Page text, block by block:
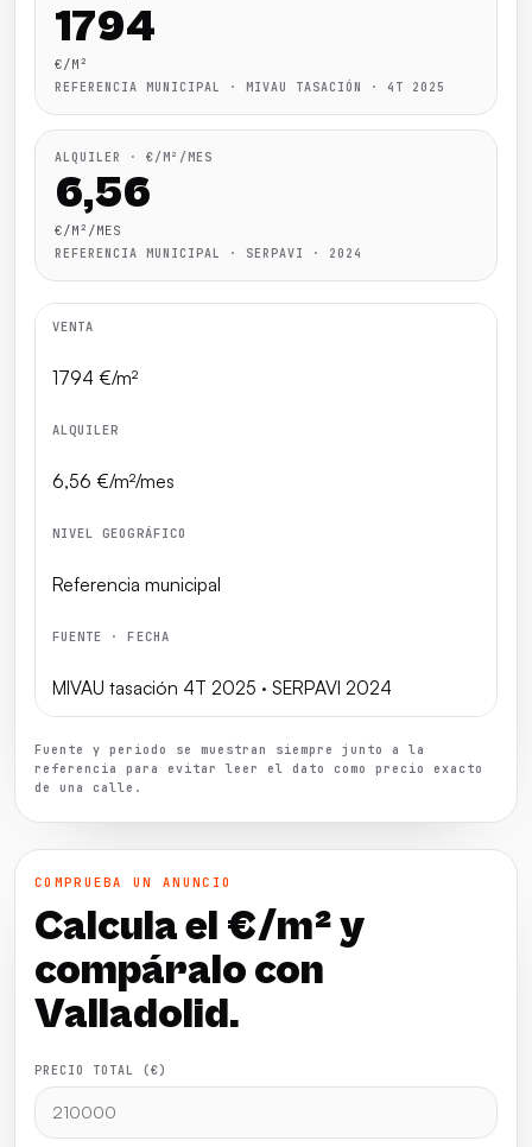
1794
€/M²
REFERENCIA MUNICIPAL · MIVAU TASACIÓN · 4T 2025
ALQUILER · €/M²/MES
6,56
€/M²/MES
REFERENCIA MUNICIPAL · SERPAVI · 2024
VENTA
1794 €/m²
ALQUILER
6,56 €/m²/mes
NIVEL GEOGRÁFICO
Referencia municipal
FUENTE · FECHA
MIVAU tasación 4T 2025 · SERPAVI 2024
Fuente y periodo se muestran siempre junto a la
referencia para evitar leer el dato como precio exacto
de una calle.
COMPRUEBA UN ANUNCIO
Calcula el €/m² y
compáralo con
Valladolid.
PRECIO TOTAL (€)